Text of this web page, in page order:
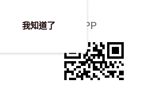
官方APP
我知道了